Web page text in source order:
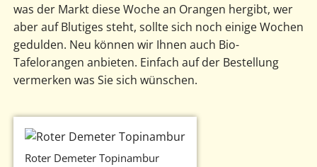
was der Markt diese Woche an Orangen hergibt, wer
aber auf Blutiges steht, sollte sich noch einige Wochen
gedulden. Neu können wir Ihnen auch Bio-
Tafelorangen anbieten. Einfach auf der Bestellung
vermerken was Sie sich wünschen.
Roter Demeter Topinambur